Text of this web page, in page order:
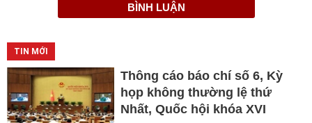
BÌNH LUẬN
TIN MỚI
Thông cáo báo chí số 6, Kỳ
họp không thường lệ thứ
Nhất, Quốc hội khóa XVI